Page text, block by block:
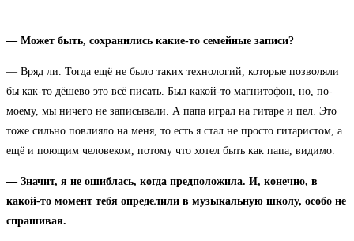
— Может быть, сохранились какие-то семейные записи?
— Вряд ли. Тогда ещё не было таких технологий, которые позволяли
бы как-то дёшево это всё писать. Был какой-то магнитофон, но, по-
моему, мы ничего не записывали. А папа играл на гитаре и пел. Это
тоже сильно повлияло на меня, то есть я стал не просто гитаристом, а
ещё и поющим человеком, потому что хотел быть как папа, видимо.
— Значит, я не ошиблась, когда предположила. И, конечно, в
какой-то момент тебя определили в музыкальную школу, особо не
спрашивая.